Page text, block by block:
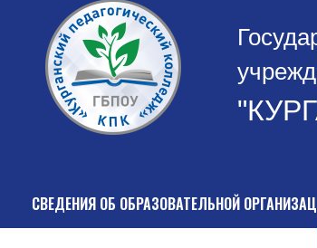
СВЕДЕНИЯ ОБ ОБРАЗОВАТЕЛЬНОЙ